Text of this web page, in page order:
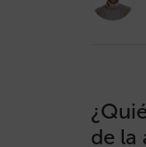
de la